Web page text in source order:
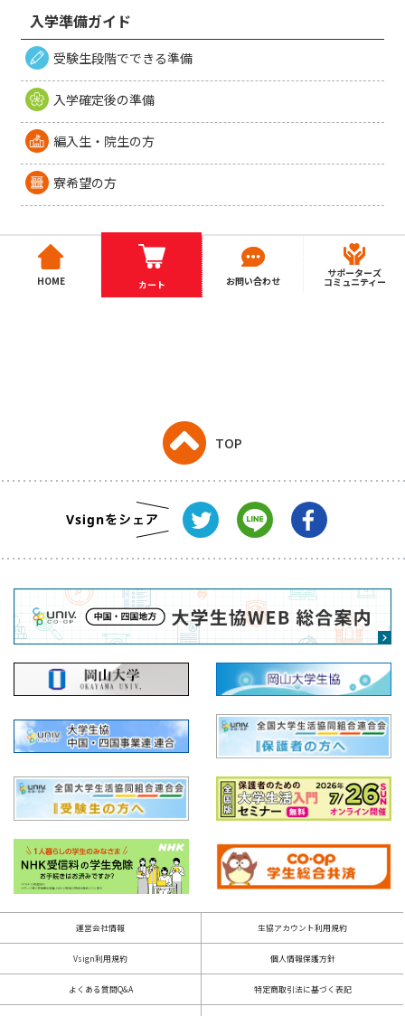
入学準備ガイド
受験生段階でできる準備
入学確定後の準備
編入生・院生の方
寮希望の方
HOME カート お問い合わせ
サポーターズ
コミュニティー
TOP
運営会社情報 生協アカウント利用規約
Vsign利用規約 個人情報保護方針
よくある質問Q&A 特定商取引法に基づく表記